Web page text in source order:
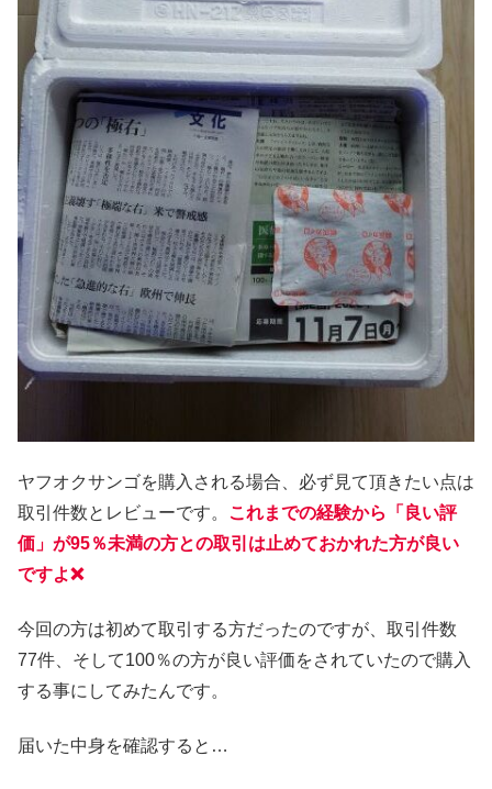
ヤフオクサンゴを購入される場合、必ず見て頂きたい点は
取引件数とレビューです。 これまでの経験から「良い評
価」が95％未満の方との取引は止めておかれた方が良い
ですよ❌
今回の方は初めて取引する方だったのですが、取引件数
77件、そして100％の方が良い評価をされていたので購入
する事にしてみたんです。
届いた中身を確認すると…